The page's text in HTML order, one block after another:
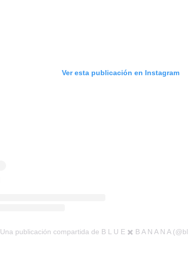
Ver esta publicación en Instagram
Una publicación compartida de B L U E ✖️ B A N A N A